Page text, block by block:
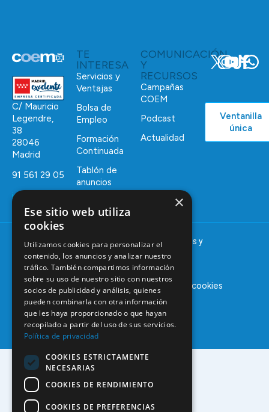
C/ Mauricio
Legendre,
38
28046
Madrid
91 561 29 05
informacion@coem.org.es
TE
INTERESA
Servicios y
Ventajas
Bolsa de
Empleo
Formación
Continuada
Tablón de
anuncios
COMUNICACIÓN
Y
RECURSOS
Campañas
COEM
Podcast
Actualidad
Ventanilla
única
© 2025 – COEM – Colegio Oficial de Odontólogos y
Estomatólogos de la I región
Aviso legal Política de privacidad Política de cookies
×
Ese sitio web utiliza
cookies
Utilizamos cookies para personalizar el
contenido, los anuncios y analizar nuestro
tráfico. También compartimos información
sobre su uso de nuestro sitio con nuestros
socios de publicidad y análisis, quienes
pueden combinarla con otra información
que les haya proporcionado o que hayan
recopilado a partir del uso de sus servicios.
Política de privacidad
COOKIES ESTRICTAMENTE
NECESARIAS
COOKIES DE RENDIMIENTO
COOKIES DE PREFERENCIAS